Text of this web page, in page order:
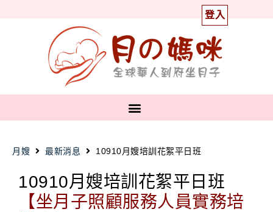
登入
月嫂 最新消息 10910月嫂培訓花絮平日班
10910月嫂培訓花絮平日班
【坐月子照顧服務人員實務培